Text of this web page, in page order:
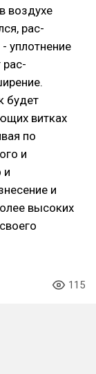
воздухе
рас-
уплотнение
рас-
будет
витках
по
и
и
и
высоких
115